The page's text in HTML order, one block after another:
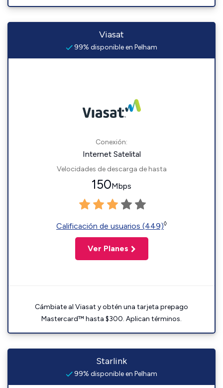
Viasat
99% disponible en Pelham
Conexión:
Internet Satelital
Velocidades de descarga de hasta
150Mbps
Calificación de usuarios (449)◊
Ver Planes
Cámbiate al Viasat y obtén una tarjeta prepago
Mastercard™ hasta $300. Aplican términos.
Starlink
99% disponible en Pelham